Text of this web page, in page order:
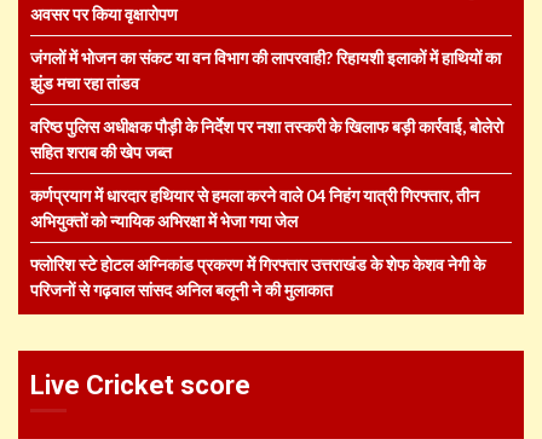
अवसर पर किया वृक्षारोपण
जंगलों में भोजन का संकट या वन विभाग की लापरवाही? रिहायशी इलाकों में हाथियों का
झुंड मचा रहा तांडव
वरिष्ठ पुलिस अधीक्षक पौड़ी के निर्देश पर नशा तस्करी के खिलाफ बड़ी कार्रवाई, बोलेरो
सहित शराब की खेप जब्त
कर्णप्रयाग में धारदार हथियार से हमला करने वाले 04 निहंग यात्री गिरफ्तार, तीन
अभियुक्तों को न्यायिक अभिरक्षा में भेजा गया जेल
फ्लोरिश स्टे होटल अग्निकांड प्रकरण में गिरफ्तार उत्तराखंड के शेफ केशव नेगी के
परिजनों से गढ़वाल सांसद अनिल बलूनी ने की मुलाकात
Live Cricket score